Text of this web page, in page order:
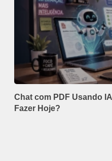
Chat com PDF Usando
Fazer Hoje?